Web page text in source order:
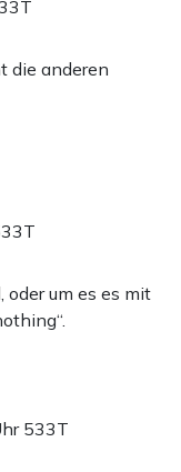
die anderen
oder um es es mit
533T